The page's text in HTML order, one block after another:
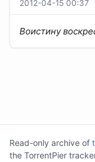
2012-04-15 00:37
Воистину
Read-only archive of
the TorrentPier